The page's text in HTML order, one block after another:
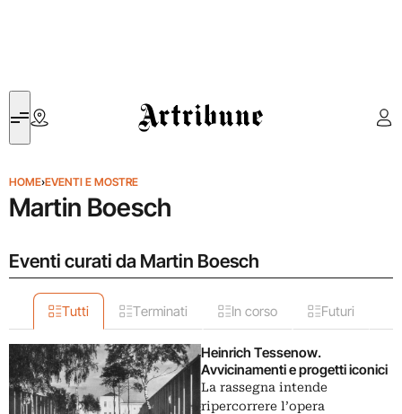
Artribune
HOME›EVENTI E MOSTRE
Martin Boesch
Eventi curati da Martin Boesch
Tutti Terminati In corso Futuri
Heinrich Tessenow.
Avvicinamenti e progetti iconici
La rassegna intende
ripercorrere l’opera